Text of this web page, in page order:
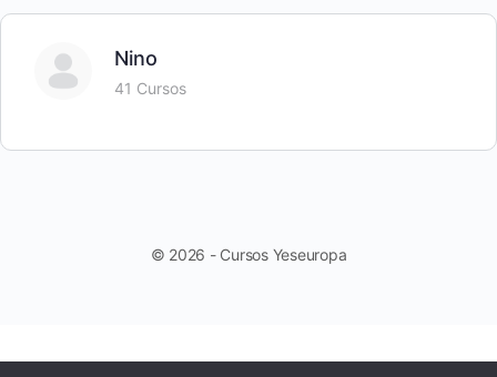
Nino
41 Cursos
© 2026 - Cursos Yeseuropa